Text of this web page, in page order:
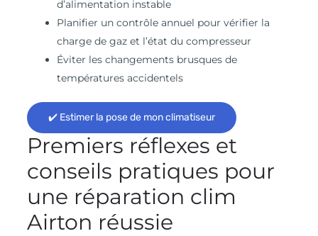
d’alimentation instable
Planifier un contrôle annuel pour vérifier la
charge de gaz et l’état du compresseur
Éviter les changements brusques de
températures accidentels
✔️ Estimer la pose de mon climatiseur
Premiers réflexes et
conseils pratiques pour
une réparation clim
Airton réussie